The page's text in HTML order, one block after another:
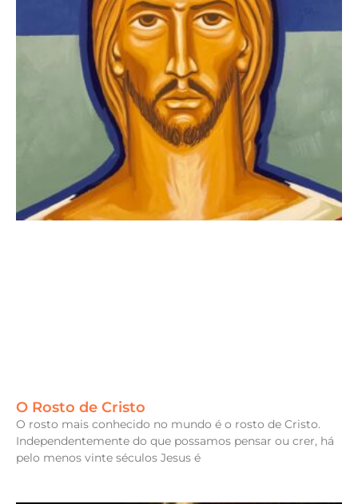
O Rosto de Cristo
O rosto mais conhecido no mundo é o rosto de Cristo.
Independentemente do que possamos pensar ou crer, há
pelo menos vinte séculos Jesus é